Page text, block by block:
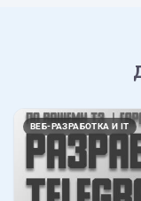
ВЕБ-РАЗРАБОТКА И IT